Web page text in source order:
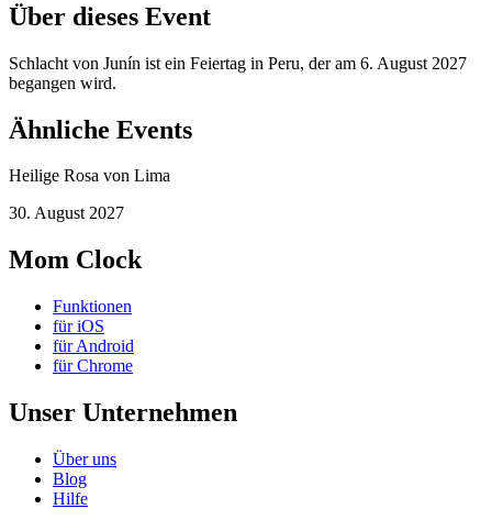
Über dieses Event
Schlacht von Junín ist ein Feiertag in Peru, der am 6. August 2027
begangen wird.
Ähnliche Events
Heilige Rosa von Lima
30. August 2027
Mom Clock
Funktionen
für iOS
für Android
für Chrome
Unser Unternehmen
Über uns
Blog
Hilfe